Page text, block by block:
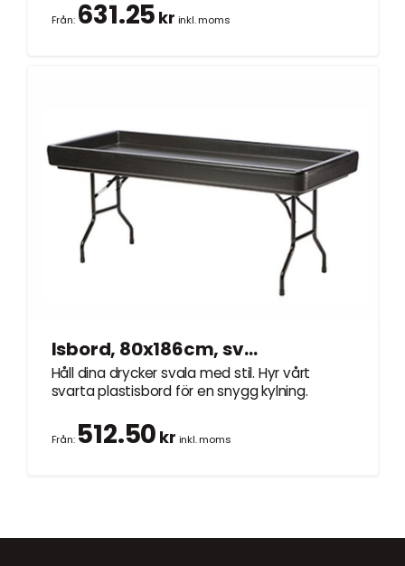
Från: 631.25 kr inkl. moms
Isbord, 80x186cm, svart plast
Håll dina drycker svala med stil. Hyr vårt
svarta plastisbord för en snygg kylning.
Från: 512.50 kr inkl. moms